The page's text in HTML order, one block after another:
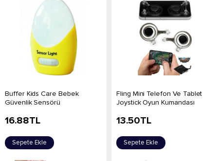
Buffer Kids Care Bebek
Güvenlik Sensörü
16.88TL
Sepete Ekle
Fling Mini Telefon Ve Tablet
Joystick Oyun Kumandası
13.50TL
Sepete Ekle